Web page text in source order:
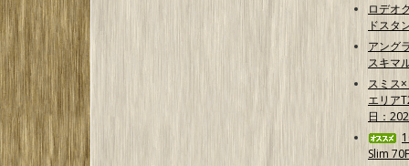
ロデオ
ドスタ
アング
スキマ
スミス
エリア
日：
Slim